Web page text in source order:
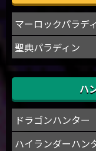
マーロックパラデ
聖典パラディン
ハ
ドラゴンハンター
ハイランダーハン